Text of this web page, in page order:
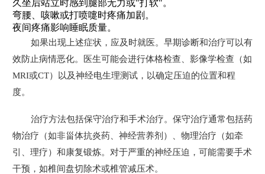
久坐后站立时感到腿部无力或"打软"。
弯腰、咳嗽或打喷嚏时疼痛加剧。
夜间疼痛影响睡眠质量。
如果出现上述症状，应及时就医。早期诊断和治疗可以有
效防止病情恶化。医生可能会进行体格检查、影像学检查（如
MRI或CT）以及神经电生理测试，以确定压迫的位置和程
度。
治疗方法包括保守治疗和手术治疗。保守治疗通常包括药
物治疗（如非甾体抗炎药、神经营养剂）、物理治疗（如牵
引、理疗）和康复锻炼。对于严重的神经压迫，可能需要手术
干预，如椎间盘切除术或椎管减压术。